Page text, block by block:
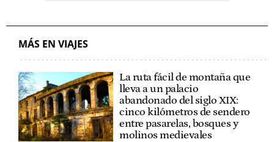
MÁS EN VIAJES
La ruta fácil de montaña que
lleva a un palacio
abandonado del siglo XIX:
cinco kilómetros de sendero
entre pasarelas, bosques y
molinos medievales